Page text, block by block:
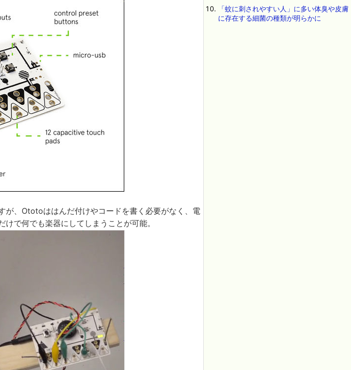
が、Ototoははんだ付けやコードを書く必要がなく、電
で何でも楽器にしてしまうことが可能。
「蚊に刺されやすい人」に多い体臭や皮膚
に存在する細菌の種類が明らかに